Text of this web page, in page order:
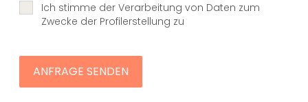
Ich stimme der Verarbeitung von Daten zum
Zwecke der Profilerstellung zu
ANFRAGE SENDEN